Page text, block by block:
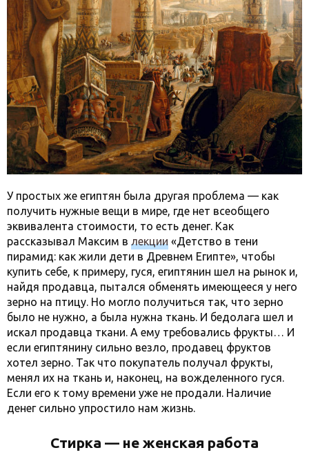
У простых же египтян была другая проблема — как
получить нужные вещи в мире, где нет всеобщего
эквивалента стоимости, то есть денег. Как
рассказывал Максим в лекции «Детство в тени
пирамид: как жили дети в Древнем Египте», чтобы
купить себе, к примеру, гуся, египтянин шел на рынок и,
найдя продавца, пытался обменять имеющееся у него
зерно на птицу. Но могло получиться так, что зерно
было не нужно, а была нужна ткань. И бедолага шел и
искал продавца ткани. А ему требовались фрукты… И
если египтянину сильно везло, продавец фруктов
хотел зерно. Так что покупатель получал фрукты,
менял их на ткань и, наконец, на вожделенного гуся.
Если его к тому времени уже не продали. Наличие
денег сильно упростило нам жизнь.
Стирка — не женская работа